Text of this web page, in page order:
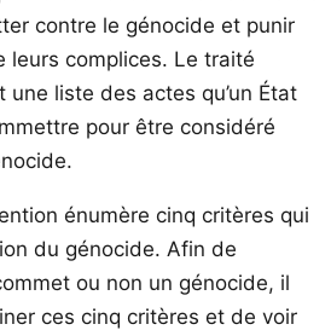
contre le génocide et punir
leurs complices. Le traité
liste des actes qu’un État
pour être considéré
énumère cinq critères qui
du génocide. Afin de
ou non un génocide, il
ces cinq critères et de voir